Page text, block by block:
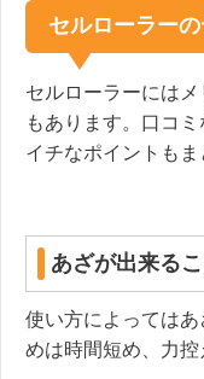
セルローラー
セルローラーには
もあります。口コ
イチなポイントもま
あざが出来る
使い方によっては
めは時間短め、力控